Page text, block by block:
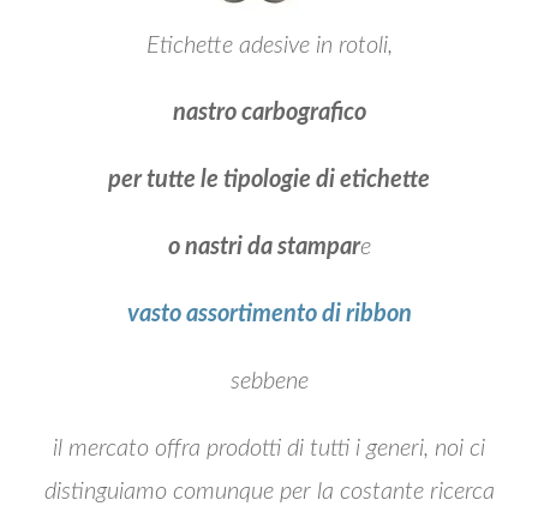
Etichette adesive in rotoli,
nastro carbografico
per tutte le tipologie di etichette
o nastri da stampare
vasto assortimento di ribbon
sebbene
il mercato offra prodotti di tutti i generi, noi ci
distinguiamo comunque per la costante ricerca